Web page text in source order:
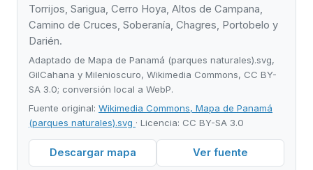
Torrijos, Sarigua, Cerro Hoya, Altos de Campana,
Camino de Cruces, Soberanía, Chagres, Portobelo y
Darién.
Adaptado de Mapa de Panamá (parques naturales).svg,
GilCahana y Milenioscuro, Wikimedia Commons, CC BY-
SA 3.0; conversión local a WebP.
Fuente original: Wikimedia Commons, Mapa de Panamá
(parques naturales).svg · Licencia: CC BY-SA 3.0
Descargar mapa Ver fuente